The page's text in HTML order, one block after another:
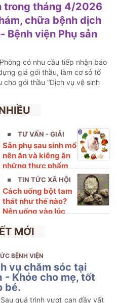
trong tháng 4/2026
chữa bệnh dịch
Bệnh viện Phụ sản
có nhu cầu tiếp nhận báo
giá gói thầu, làm cơ sở tổ
gói thầu “Dịch vụ vệ sinh
kỹ thuật cao- Bệnh viện Phụ
cụ thể như sau
TƯ VẤN - GIẢI
ĐÁP
Sản phụ sau sinh mổ
nên ăn và kiêng ăn
những thực phẩm
nào?TIN TỨC XÃ HỘI
Cách uống bột tam
thất như thế nào?
Nên uống vào lúc
MỚI
BỆNH VIỆN
vụ chăm sóc tại
- Khỏe cho mẹ, tốt
bé.
Sau quá trình vượt cạn đầy vất